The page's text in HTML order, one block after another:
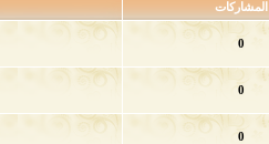
المشاركات
0
0
0